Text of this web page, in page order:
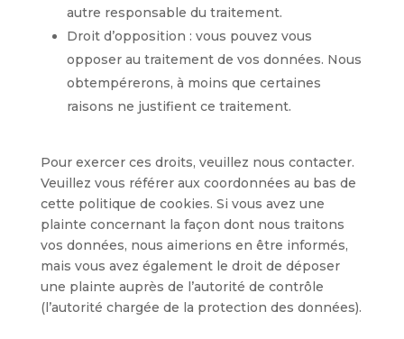
autre responsable du traitement.
Droit d’opposition : vous pouvez vous
opposer au traitement de vos données. Nous
obtempérerons, à moins que certaines
raisons ne justifient ce traitement.
Pour exercer ces droits, veuillez nous contacter.
Veuillez vous référer aux coordonnées au bas de
cette politique de cookies. Si vous avez une
plainte concernant la façon dont nous traitons
vos données, nous aimerions en être informés,
mais vous avez également le droit de déposer
une plainte auprès de l’autorité de contrôle
(l’autorité chargée de la protection des données).